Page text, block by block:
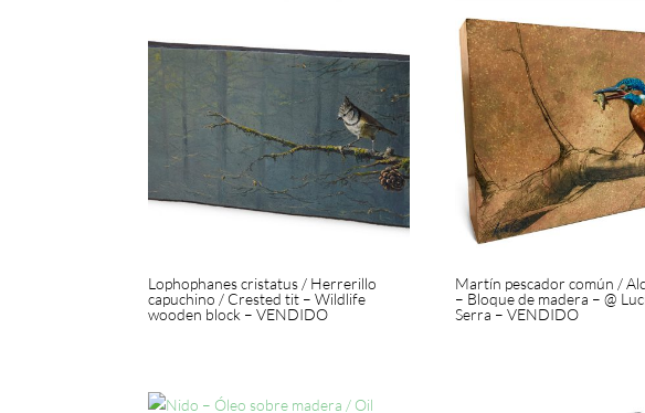
Lophophanes cristatus / Herrerillo
capuchino / Crested tit – Wildlife
wooden block – VENDIDO
Martín pescador común /
– Bloque de madera – @
Serra – VENDIDO